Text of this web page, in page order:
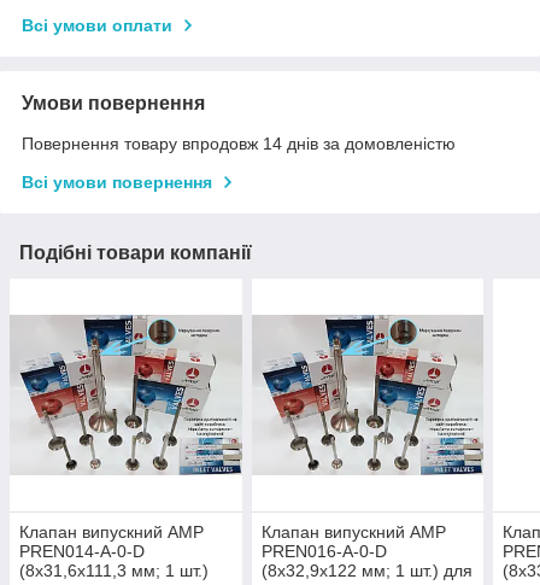
Всі умови оплати
Умови повернення
Повернення товару впродовж 14 днів за домовленістю
Всі умови повернення
Подібні товари компанії
Клапан випускний AMP
PREN014-A-0-D
(8x31,6x111,3 мм; 1 шт.)
Клапан випускний AMP
PREN016-A-0-D
(8x32,9x122 мм; 1 шт.) для